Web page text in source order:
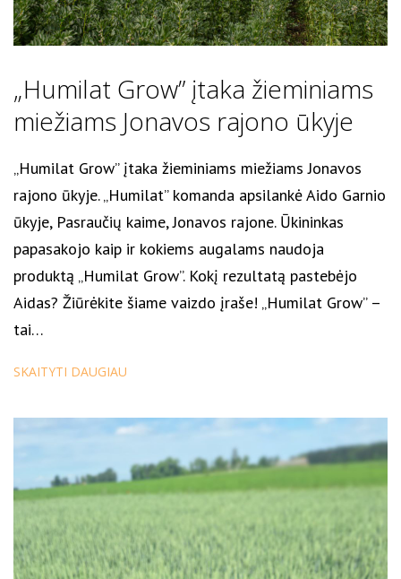
„Humilat Grow” įtaka žieminiams
miežiams Jonavos rajono ūkyje
„Humilat Grow” įtaka žieminiams miežiams Jonavos
rajono ūkyje. „Humilat” komanda apsilankė Aido Garnio
ūkyje, Pasraučių kaime, Jonavos rajone. Ūkininkas
papasakojo kaip ir kokiems augalams naudoja
produktą „Humilat Grow”. Kokį rezultatą pastebėjo
Aidas? Žiūrėkite šiame vaizdo įraše! „Humilat Grow” –
tai…
SKAITYTI DAUGIAU